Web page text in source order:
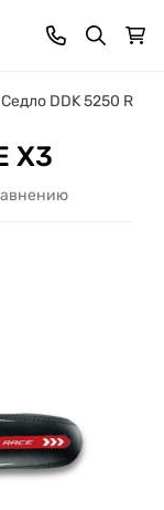
Седло DDK 5250
X3